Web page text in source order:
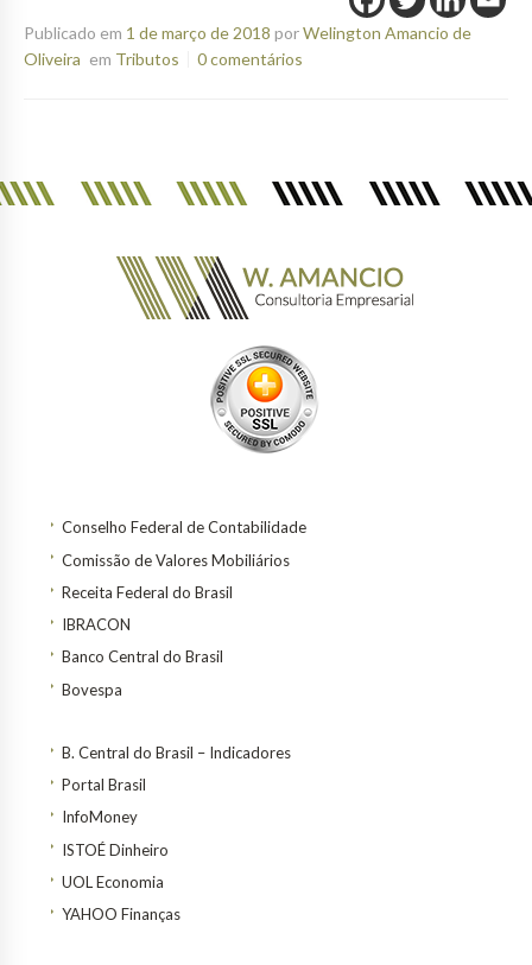
Publicado em 1 de março de 2018 porWelington Amancio de
Oliveira em Tributos 0 comentários
Conselho Federal de Contabilidade
Comissão de Valores Mobiliários
Receita Federal do Brasil
IBRACON
Banco Central do Brasil
Bovespa
B. Central do Brasil – Indicadores
Portal Brasil
InfoMoney
ISTOÉ Dinheiro
UOL Economia
YAHOO Finanças